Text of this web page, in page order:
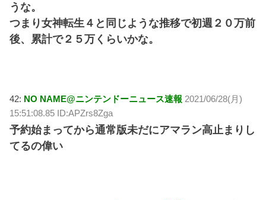
うな。
つまり女神転生４と同じような推移で初週２０万前
後、累計で２５万くらいかな。
42: NO NAME@ニンテンドーニュース速報 2021/06/28(月)
15:51:08.85 ID:APZrs8Zga
予約始まってから通常版未だにアマラン高止まりし
てるの偉い